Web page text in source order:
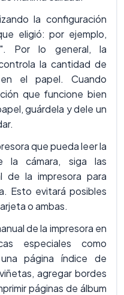
la configuración
eligió: por ejemplo,
Por lo general, la
la cantidad de
el papel. Cuando
que funcione bien
guárdela y dele un
que pueda leer la
la cámara, siga las
de la impresora para
Esto evitará posibles
o ambas.
de la impresora en
especiales como
página índice de
agregar bordes
páginas de álbum